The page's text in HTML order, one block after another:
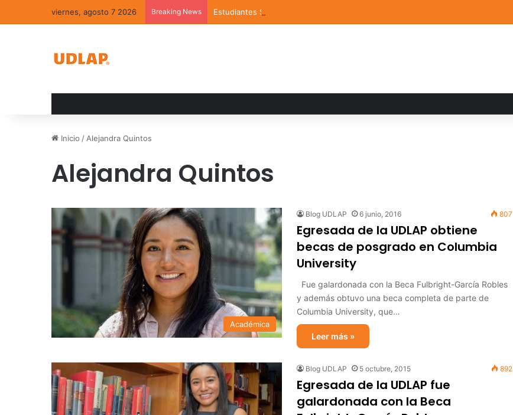
viernes, agosto 7 2026 Breaking News Estudiantes STEM de la UDLAP destacan en el MUTVI 2026
Inicio / Alejandra Quintos
Alejandra Quintos
Académica
Blog UDLAP 6 junio, 2016 807
Egresada de la UDLAP obtiene
becas de posgrado en Columbia
University
Fue galardonada con la Beca Fulbright-García Robles
y además obtuvo una beca completa de parte de
Columbia University, que…
Leer más »
Blog UDLAP 5 octubre, 2015 892
Egresada de la UDLAP fue
galardonada con la Beca